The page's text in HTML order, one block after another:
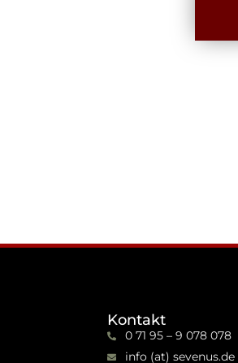
Kontakt
0 71 95 – 9 078 078
info (at) sevenus.de